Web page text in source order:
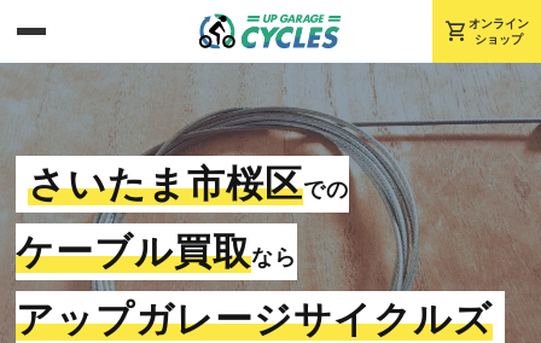
shopping_cart オンライン
ショップ
さいたま市桜区での
ケーブル買取なら
アップガレージサイクルズ